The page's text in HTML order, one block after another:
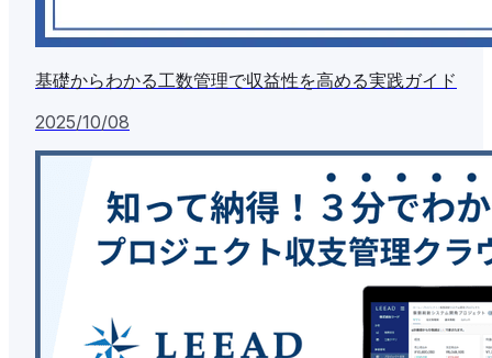
基礎からわかる工数管理で収益性を高める実践ガイド
2025/10/08